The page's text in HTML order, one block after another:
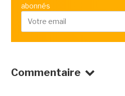
abonnés
Commentaire